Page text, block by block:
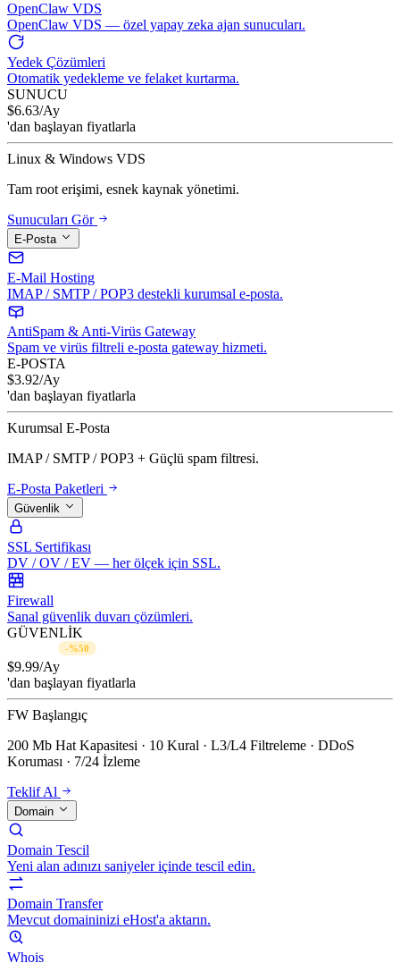
OpenClaw VDS
OpenClaw VDS — özel yapay zeka ajan sunucuları.
Yedek Çözümleri
Otomatik yedekleme ve felaket kurtarma.
SUNUCU
$6.63/Ay
'dan başlayan fiyatlarla
Linux & Windows VDS
Tam root erişimi, esnek kaynak yönetimi.
Sunucuları Gör
E-Posta
E-Mail Hosting
IMAP / SMTP / POP3 destekli kurumsal e-posta.
AntiSpam & Anti-Virüs Gateway
Spam ve virüs filtreli e-posta gateway hizmeti.
E-POSTA
$3.92/Ay
'dan başlayan fiyatlarla
Kurumsal E-Posta
IMAP / SMTP / POP3 + Güçlü spam filtresi.
E-Posta Paketleri
Güvenlik
SSL Sertifikası
DV / OV / EV — her ölçek için SSL.
Firewall
Sanal güvenlik duvarı çözümleri.
GÜVENLİK
-%50
$9.99/Ay
'dan başlayan fiyatlarla
FW Başlangıç
200 Mb Hat Kapasitesi · 10 Kural · L3/L4 Filtreleme · DDoS
Koruması · 7/24 İzleme
Teklif Al
Domain
Domain Tescil
Yeni alan adınızı saniyeler içinde tescil edin.
Domain Transfer
Mevcut domaininizi eHost'a aktarın.
Whois